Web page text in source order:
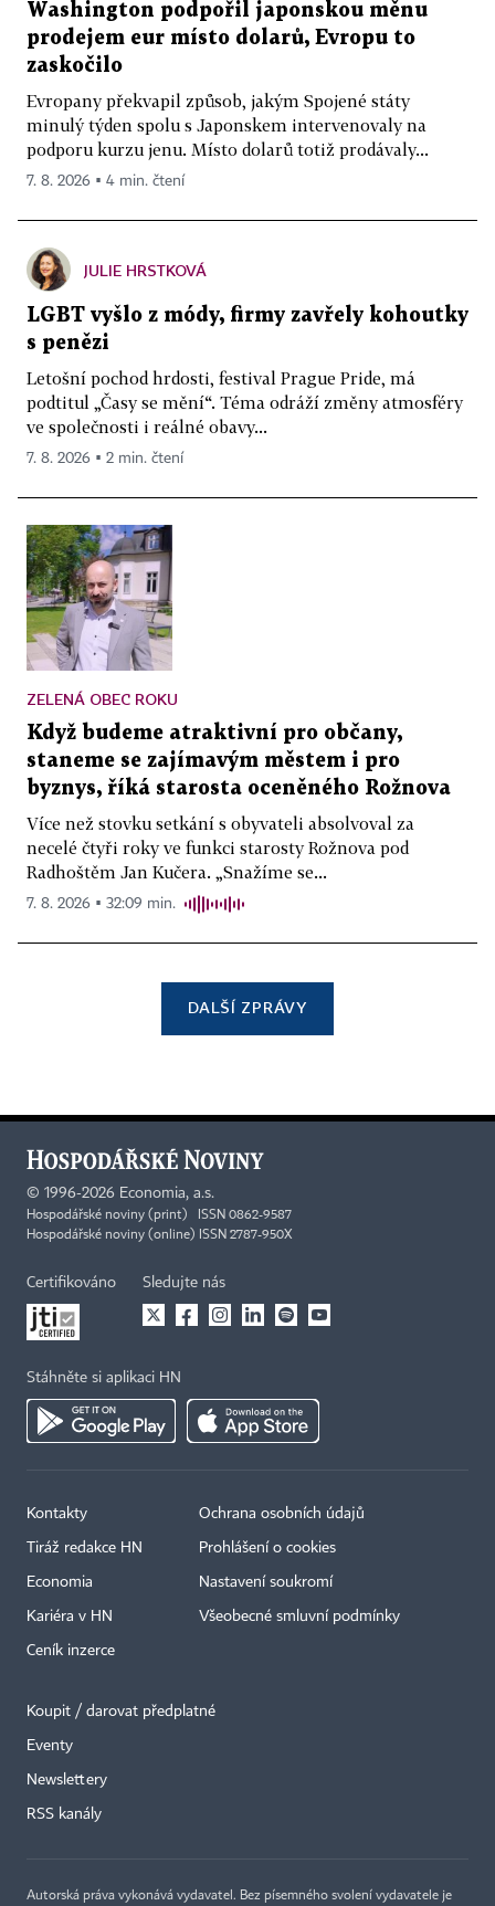
Washington podpořil japonskou měnu
prodejem eur místo dolarů, Evropu to
zaskočilo
Evropany překvapil způsob, jakým Spojené státy
minulý týden spolu s Japonskem intervenovaly na
podporu kurzu jenu. Místo dolarů totiž prodávaly...
7. 8. 2026 ▪ 4 min. čtení
JULIE HRSTKOVÁ
LGBT vyšlo z módy, firmy zavřely kohoutky
s penězi
Letošní pochod hrdosti, festival Prague Pride, má
podtitul „Časy se mění“. Téma odráží změny atmosféry
ve společnosti i reálné obavy...
7. 8. 2026 ▪ 2 min. čtení
ZELENÁ OBEC ROKU
Když budeme atraktivní pro občany,
staneme se zajímavým městem i pro
byznys, říká starosta oceněného Rožnova
Více než stovku setkání s obyvateli absolvoval za
necelé čtyři roky ve funkci starosty Rožnova pod
Radhoštěm Jan Kučera. „Snažíme se...
7. 8. 2026 ▪ 32:09 min.
DALŠÍ ZPRÁVY
© 1996-2026 Economia, a.s.
Hospodářské noviny (print) ISSN 0862-9587
Hospodářské noviny (online) ISSN 2787-950X
Certifikováno Sledujte nás
Stáhněte si aplikaci HN
Kontakty
Tiráž redakce HN
Economia
Kariéra v HN
Ceník inzerce
Ochrana osobních údajů
Prohlášení o cookies
Nastavení soukromí
Všeobecné smluvní podmínky
Koupit / darovat předplatné
Eventy
Newslettery
RSS kanály
Autorská práva vykonává vydavatel. Bez písemného svolení vydavatele je